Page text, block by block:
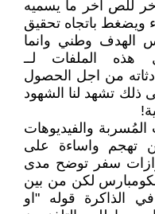
للص اخر ما يسميه
ويضغط باتجاه تحقيق
الهدف وطني وانما
الملفات لــ
من اجل الحصول
تشهد لنا الشهود
والفيديوهات
تهجم واساءة على
سفر توضح مدى
لكن من بين
الذاكرة قوله "او